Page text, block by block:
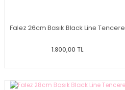
Falez 26cm Basık Black Line Tencere
1.800,00 TL